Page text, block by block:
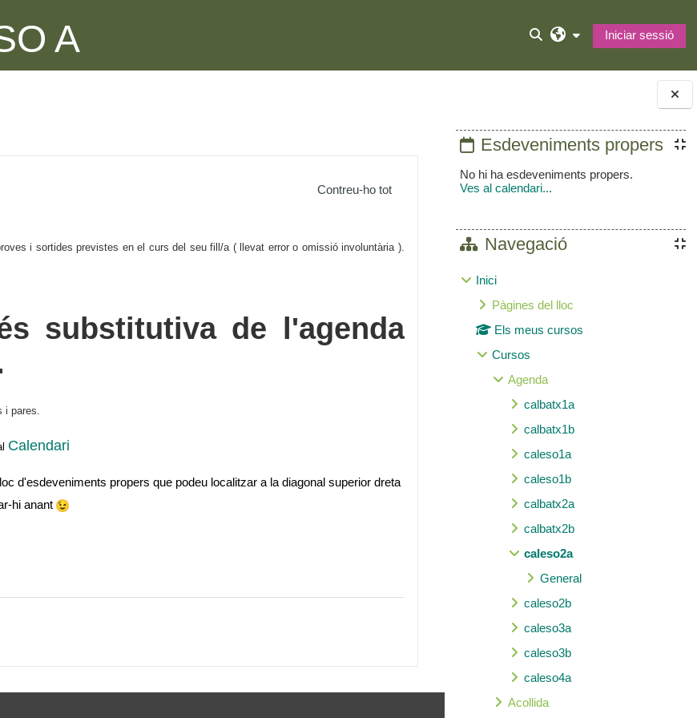
BlocsEsdeveniments propers
No hi ha esdeveniments propers.
Ves al calendari...
Navegació
Inici
Pàgines del lloc
Els meus cursos
Cursos
Agenda
calbatx1a
calbatx1b
caleso1a
caleso1b
calbatx2a
calbatx2b
caleso2a
General
caleso2b
caleso3a
caleso3b
caleso4a
Acollida
A Iniciar sessió
Contreu-ho tot
i sortides previstes en el curs del seu fill/a ( llevat error o omissió involuntària ).
substitutiva de l'agenda
i pares.
Calendari
d'esdeveniments propers que podeu localitzar a la diagonal superior dreta
hi anant